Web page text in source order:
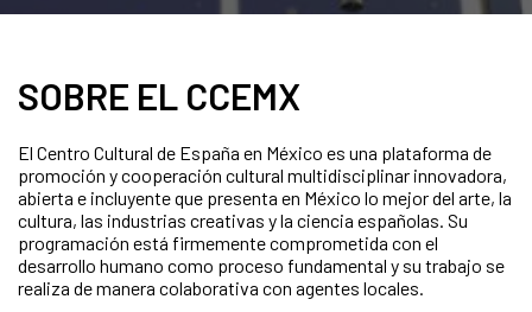
SOBRE EL CCEMX
El Centro Cultural de España en México es una plataforma de
promoción y cooperación cultural multidisciplinar innovadora,
abierta e incluyente que presenta en México lo mejor del arte, la
cultura, las industrias creativas y la ciencia españolas. Su
programación está firmemente comprometida con el
desarrollo humano como proceso fundamental y su trabajo se
realiza de manera colaborativa con agentes locales.